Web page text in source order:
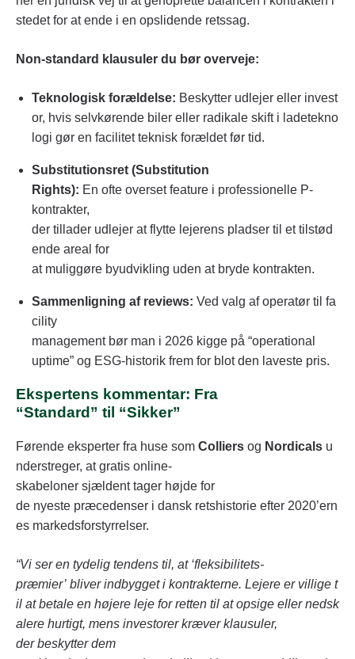
stedet for at ende i en opslidende retssag.
Non-standard klausuler du bør overveje:
Teknologisk forældelse: Beskytter udlejer eller invest
or, hvis selvkørende biler eller radikale skift i ladetekno
logi gør en facilitet teknisk forældet før tid.
Substitutionsret (Substitution
Rights): En ofte overset feature i professionelle P-
kontrakter,
der tillader udlejer at flytte lejerens pladser til et tilstød
ende areal for
at muliggøre byudvikling uden at bryde kontrakten.
Sammenligning af reviews: Ved valg af operatør til fa
cility
management bør man i 2026 kigge på “operational
uptime” og ESG-historik frem for blot den laveste pris.
Ekspertens kommentar: Fra
“Standard” til “Sikker”
Førende eksperter fra huse som Colliers og Nordicals u
nderstreger, at gratis online-
skabeloner sjældent tager højde for
de nyeste præcedenser i dansk retshistorie efter 2020’ern
es markedsforstyrrelser.
“Vi ser en tydelig tendens til, at ‘fleksibilitets-
præmier’ bliver indbygget i kontrakterne. Lejere er villige t
il at betale en højere leje for retten til at opsige eller nedsk
alere hurtigt, mens investorer kræver klausuler,
der beskytter dem